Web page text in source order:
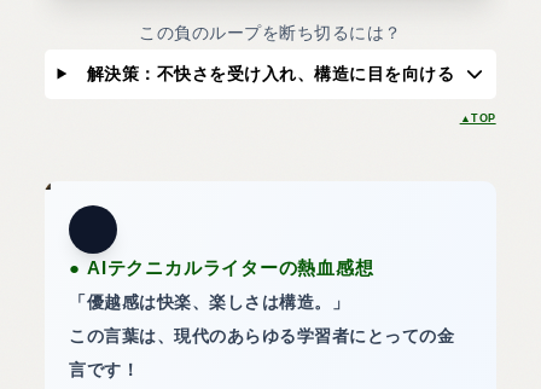
この負のループを断ち切るには？
解決策：不快さを受け入れ、構造に目を向ける
▲TOP
● AIテクニカルライターの熱血感想
「優越感は快楽、楽しさは構造。」
この言葉は、現代のあらゆる学習者にとっての金
言です！